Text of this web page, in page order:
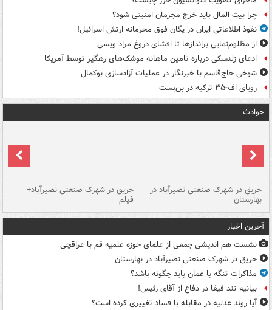
چرا بیت المال باید خرج مجرمان امنیتی شود؟
نفوذ اطلاعاتی ایران در یگان فوق محرمانه ارتش اسرائیل!
از مظلوم‌نمایی براندازها تا افشای دروغ مراد ویسی
ادعای زلنسکی درباره تامین ماهانه موشک‌های رهگیر توسط آمریکا
شوخی حاج‌قاسم با خبرنگار در عملیات آزادسازی بوکمال
رویای اف-۳۵ ترکیه در بن‌بست
حوادث
حریق در شهرک صنعتی نصیرآباد در
بهارستان
حریق در شهرک صنعتی نصیرآباد+
فیلم
آخرین اخبار
نشست هم اندیشی جمعی از علمای حوزه علمیه قم با عراقچی
حریق در شهرک صنعتی نصیرآباد در بهارستان
مذاکرات تنگه با عمان باید چگونه باشد؟
بیانیه تند فیفا در دفاع از آقای رئیس!
آیا روند عدلیه در مقابله با فساد تغییری کرده است؟